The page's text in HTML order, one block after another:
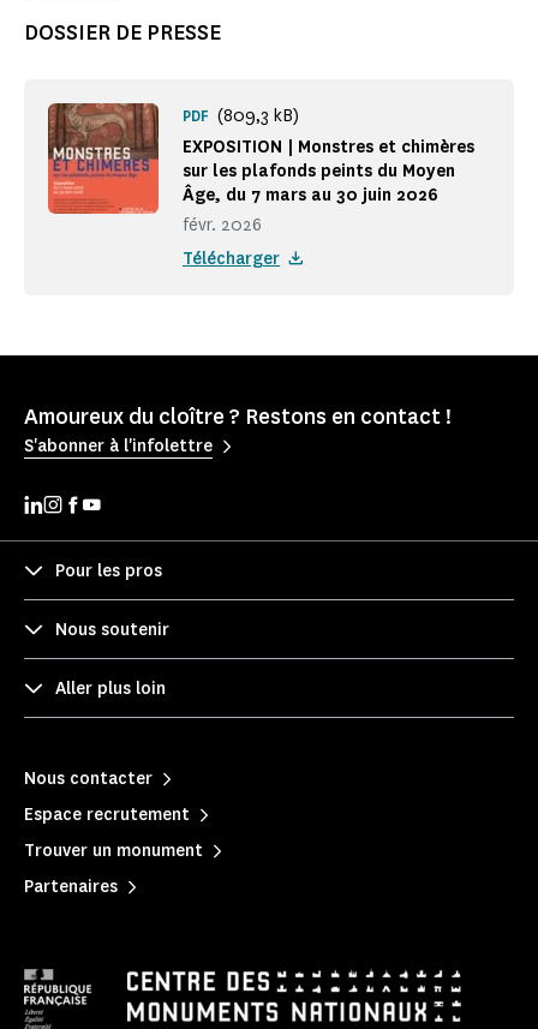
DOSSIER DE PRESSE
EXPOSITION | Monstres et chimères
sur les plafonds peints du Moyen
Âge, du 7 mars au 30 juin 2026
févr. 2026
PDF (809,3 kB)
Télécharger
Amoureux du cloître ? Restons en contact !
S'abonner à l'infolettre
Pour les pros
Nous soutenir
Aller plus loin
Nous contacter
Espace recrutement
Trouver un monument
Partenaires